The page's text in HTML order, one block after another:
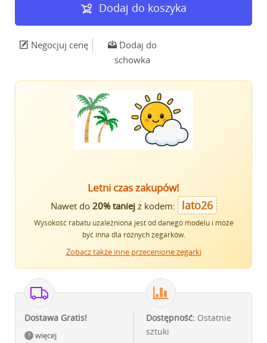
Dodaj do koszyka
Negocjuj cenę
Dodaj do
schowka
Letni czas zakupów!
Nawet do 20% taniejz kodem: lato26
Wysokość rabatu uzależniona jest od danego modelu i może
być inna dla różnych zegarków.
Zobacz także inne przecenione zegarki
Dostawa Gratis!
więcej
Dostępność: Ostatnie
sztuki